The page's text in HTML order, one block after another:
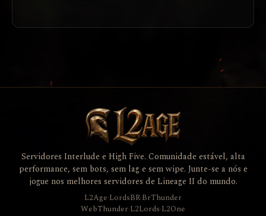
Servidores Interlude e High Five. Comunidade estável, alta
performance, sem bots, sem lag e sem wipe. Junte-se a nós e
jogue nos melhores servidores de Lineage II do mundo.
L2Age·LordsBR·BrThunder
WebThunder·L2Lords·L2One